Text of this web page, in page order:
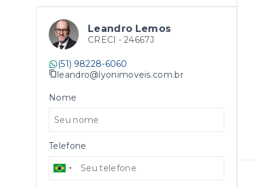
Leandro Lemos
CRECI - 24667J
(51) 98228-6060
leandro@lyonimoveis.com.br
Nome
Telefone